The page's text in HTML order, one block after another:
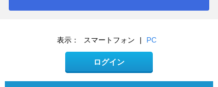
表示： スマートフォン | PC
ログイン